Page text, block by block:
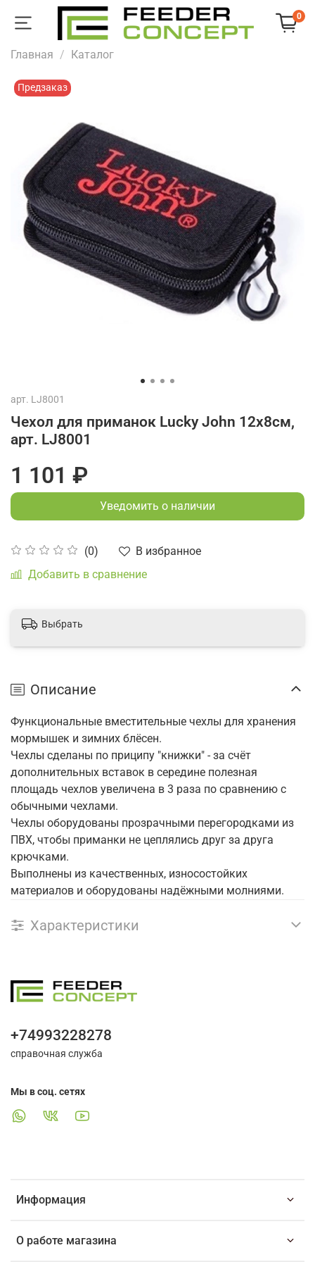
0
Главная Каталог
Предзаказ
арт. LJ8001
Чехол для приманок Lucky John 12x8см,
арт. LJ8001
(0)
В избранное
Добавить в сравнение
1 101 ₽
Уведомить о наличии
Выбрать
Описание
Функциональные вместительные чехлы для хранения
мормышек и зимних блёсен.
Чехлы сделаны по приципу "книжки" - за счёт
дополнительных вставок в середине полезная
площадь чехлов увеличена в 3 раза по сравнению с
обычными чехлами.
Чехлы оборудованы прозрачными перегородками из
ПВХ, чтобы приманки не цеплялись друг за друга
крючками.
Выполнены из качественных, износостойких
материалов и оборудованы надёжными молниями.
Характеристики
Информация
О работе магазина
+74993228278
справочная служба
Мы в соц. сетях